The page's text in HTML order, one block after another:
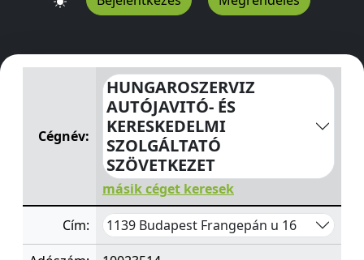
HUNGAROSZERVIZ AUTÓJAVITÓ- ÉS KERESKEDELMI
Cégnév:
HUNGAROSZERVIZ
AUTÓJAVITÓ- ÉS
KERESKEDELMI
SZOLGÁLTATÓ
SZÖVETKEZET
másik céget keresek
Cím: 1139 Budapest Frangepán u 16